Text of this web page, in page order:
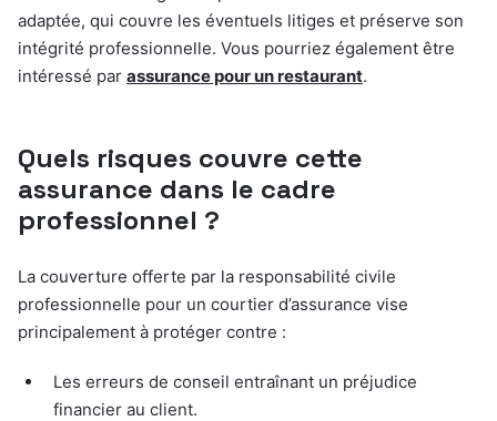
adaptée, qui couvre les éventuels litiges et préserve son
intégrité professionnelle. Vous pourriez également être
intéressé par assurance pour un restaurant.
Quels risques couvre cette
assurance dans le cadre
professionnel ?
La couverture offerte par la responsabilité civile
professionnelle pour un courtier d’assurance vise
principalement à protéger contre :
Les erreurs de conseil entraînant un préjudice
financier au client.